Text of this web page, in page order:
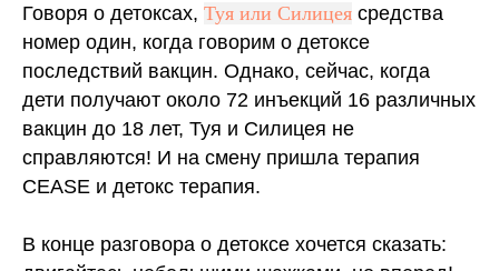
Говоря о детоксах, Туя или Силицея средства
номер один, когда говорим о детоксе
последствий вакцин. Однако, сейчас, когда
дети получают около 72 инъекций 16 различных
вакцин до 18 лет, Туя и Силицея не
справляются! И на смену пришла терапия
CEASE и детокс терапия.
В конце разговора о детоксе хочется сказать: